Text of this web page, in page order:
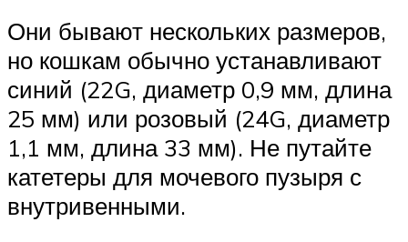
Они бывают нескольких размеров,
но кошкам обычно устанавливают
синий (22G, диаметр 0,9 мм, длина
25 мм) или розовый (24G, диаметр
1,1 мм, длина 33 мм). Не путайте
катетеры для мочевого пузыря с
внутривенными.